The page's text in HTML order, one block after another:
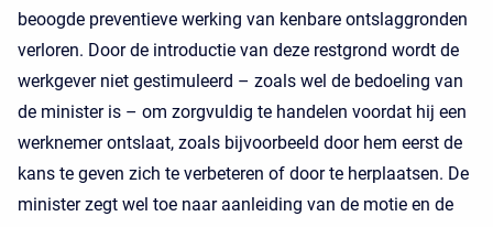
beoogde preventieve werking van kenbare ontslaggronden
verloren. Door de introductie van deze restgrond wordt de
werkgever niet gestimuleerd – zoals wel de bedoeling van
de minister is – om zorgvuldig te handelen voordat hij een
werknemer ontslaat, zoals bijvoorbeeld door hem eerst de
kans te geven zich te verbeteren of door te herplaatsen. De
minister zegt wel toe naar aanleiding van de motie en de